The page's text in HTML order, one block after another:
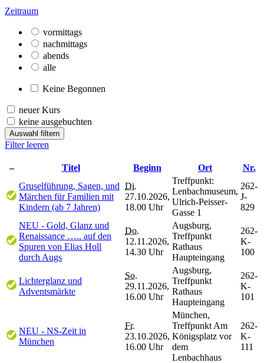
Zeitraum
vormittags
nachmittags
abends
alle
Keine Begonnen
neuer Kurs
keine ausgebuchten
Auswahl filtern
Filter leeren
– Titel Beginn Ort
Nr.
Gruselführung, Sagen, und
Märchen für Familien mit
Kindern (ab 7 Jahren)
Di.
27.10.2026,
18.00 Uhr
Treffpunkt:
Lenbachmuseum,
Ulrich-Peisser-
Gasse 1
262-
J-
829
NEU - Gold, Glanz und
Renaissance ….. auf den
Spuren von Elias Holl
durch Augs
Do.
12.11.2026,
14.30 Uhr
Augsburg,
Treffpunkt
Rathaus
Haupteingang
262-
K-
100
Lichterglanz und
Adventsmärkte
So.
29.11.2026,
16.00 Uhr
Augsburg,
Treffpunkt
Rathaus
Haupteingang
262-
K-
101
NEU - NS-Zeit in
München
Fr.
23.10.2026,
16.00 Uhr
München,
Treffpunkt Am
Königsplatz vor
dem
Lenbachhaus
262-
K-
111